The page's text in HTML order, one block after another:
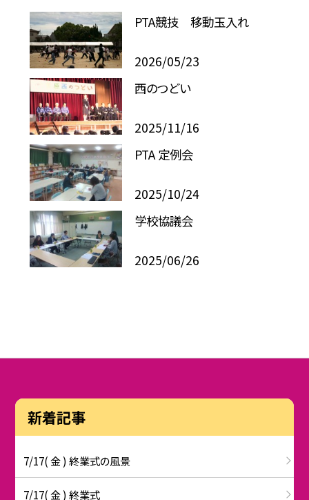
PTA競技 移動玉入れ
2026/05/23
西のつどい
2025/11/16
PTA 定例会
2025/10/24
学校協議会
2025/06/26
新着記事
7/17( 金 ) 終業式の風景
7/17( 金 ) 終業式